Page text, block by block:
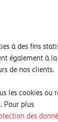
à des fins
également à la
de nos clients.
les cookies ou
Pour plus
des